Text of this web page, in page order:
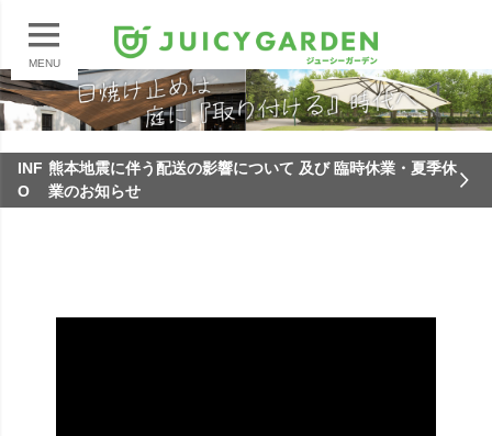
MENU
INF
O
熊本地震に伴う配送の影響について 及び 臨時休業・夏季休
業のお知らせ